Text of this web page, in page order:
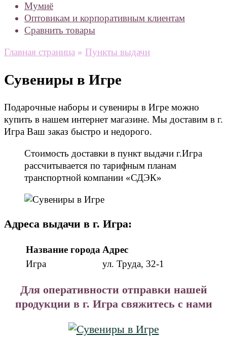
Мумиё
Оптовикам и корпоративным клиентам
Сравнить товары
Главная страница » Пункты выдачи
Сувениры в Игре
Подарочные наборы и сувениры в Игре можно
купить в нашем интернет магазине. Мы доставим в г.
Игра Ваш заказ быстро и недорого.
Стоимость доставки в пункт выдачи г.Игра
рассчитывается по тарифным планам
транспортной компании «СДЭК»
Адреса выдачи в г. Игра:
Название города Адрес
Игра
ул. Труда, 32-1
Для оперативности отправки нашей
продукции в г. Игра свяжитесь с нами